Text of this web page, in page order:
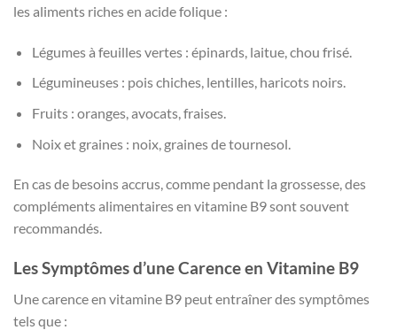
les aliments riches en acide folique :
Légumes à feuilles vertes : épinards, laitue, chou frisé.
Légumineuses : pois chiches, lentilles, haricots noirs.
Fruits : oranges, avocats, fraises.
Noix et graines : noix, graines de tournesol.
En cas de besoins accrus, comme pendant la grossesse, des
compléments alimentaires en vitamine B9 sont souvent
recommandés.
Les Symptômes d’une Carence en Vitamine B9
Une carence en vitamine B9 peut entraîner des symptômes
tels que :